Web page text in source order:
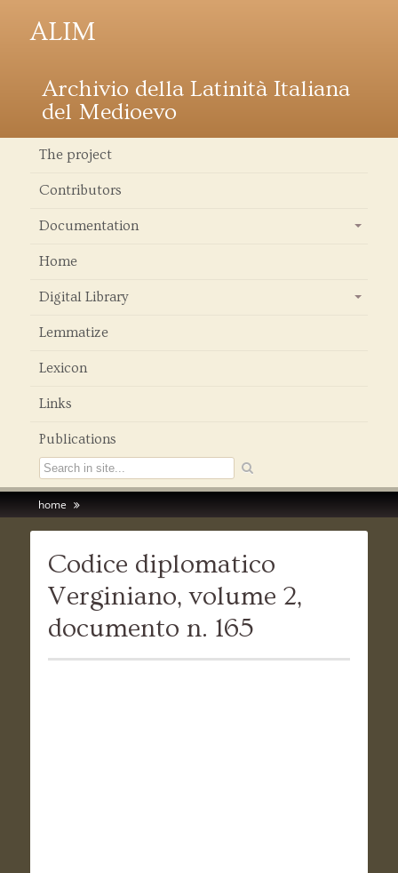
ALIM
Archivio della Latinità Italiana
del Medioevo
The project
Contributors
Documentation
Home
Digital Library
Lemmatize
Lexicon
Links
Publications
home
Codice diplomatico
Verginiano, volume 2,
documento n. 165